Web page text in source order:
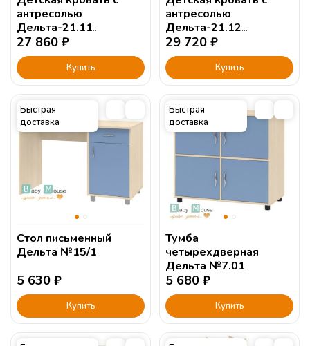
антресолью
Дельта-21.11
190х90см.
27 860 ₽
Купить
антресолью
Дельта-21.12
190х90см.
29 720 ₽
Купить
Быстрая
доставка
Стол письменный
Дельта №15/1
5 630 ₽
Купить
Быстрая
доставка
Тумба
четырехдверная
Дельта №7.01
5 680 ₽
Купить